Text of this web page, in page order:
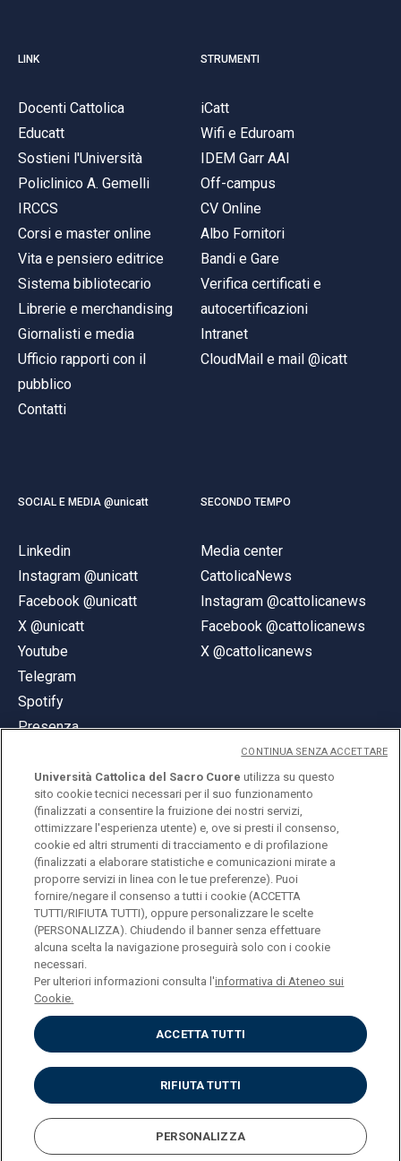
LINK
Docenti Cattolica
Educatt
Sostieni l'Università
Policlinico A. Gemelli
IRCCS
Corsi e master online
Vita e pensiero editrice
Sistema bibliotecario
Librerie e merchandising
Giornalisti e media
Ufficio rapporti con il
pubblico
Contatti
STRUMENTI
iCatt
Wifi e Eduroam
IDEM Garr AAI
Off-campus
CV Online
Albo Fornitori
Bandi e Gare
Verifica certificati e
autocertificazioni
Intranet
CloudMail e mail @icatt
SOCIAL E MEDIA @unicatt
Linkedin
Instagram @unicatt
Facebook @unicatt
X @unicatt
Youtube
Telegram
Spotify
Presenza
SECONDO TEMPO
Media center
CattolicaNews
Instagram @cattolicanews
Facebook @cattolicanews
X @cattolicanews
© Università Cattolica del Sacro Cuore
Largo A. Gemelli 1, 20123 Milano
PI 02133120150
ENGLISH
Privacy
Accessibilità
Cookies
Impostazione Cookies
Università Cattolica del Sacro Cuore utilizza su questo
sito cookie tecnici necessari per il suo funzionamento
(finalizzati a consentire la fruizione dei nostri servizi,
ottimizzare l'esperienza utente) e, ove si presti il consenso,
cookie ed altri strumenti di tracciamento e di profilazione
(finalizzati a elaborare statistiche e comunicazioni mirate a
proporre servizi in linea con le tue preferenze). Puoi
fornire/negare il consenso a tutti i cookie (ACCETTA
TUTTI/RIFIUTA TUTTI), oppure personalizzare le scelte
(PERSONALIZZA). Chiudendo il banner senza effettuare
alcuna scelta la navigazione proseguirà solo con i cookie
necessari.
Per ulteriori informazioni consulta l'informativa di Ateneo sui
Cookie.
ACCETTA TUTTI
RIFIUTA TUTTI
PERSONALIZZA
CONTINUA SENZA ACCETTARE